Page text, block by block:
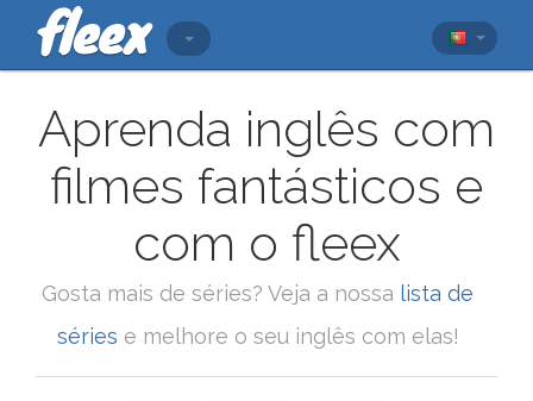
Aprenda inglês com
filmes fantásticos e
com o fleex
Gosta mais de séries? Veja a nossa lista de
séries e melhore o seu inglês com elas!